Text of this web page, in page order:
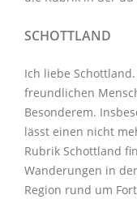
SCHOTTLAND
Ich liebe
freundlichen
Besonderem.
lässt einen nicht
Rubrik Schottland
Wanderungen in
Region rund um